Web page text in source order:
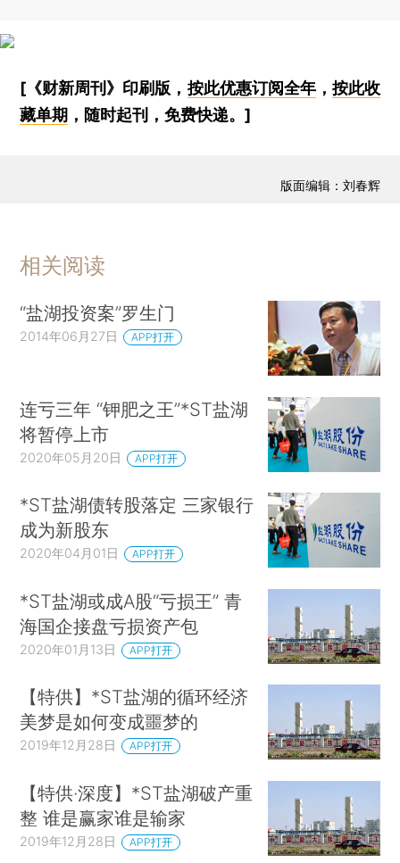
[《财新周刊》印刷版， 按此优惠订阅全年， 按此收
藏单期 ，随时起刊，免费快递。]
版面编辑：刘春辉
相关阅读
“盐湖投资案”罗生门
2014年06月27日 APP打开
连亏三年 “钾肥之王”*ST盐湖
将暂停上市
2020年05月20日 APP打开
*ST盐湖债转股落定 三家银行
成为新股东
2020年04月01日 APP打开
*ST盐湖或成A股“亏损王” 青
海国企接盘亏损资产包
2020年01月13日 APP打开
【特供】*ST盐湖的循环经济
美梦是如何变成噩梦的
2019年12月28日 APP打开
【特供·深度】*ST盐湖破产重
整 谁是赢家谁是输家
2019年12月28日 APP打开